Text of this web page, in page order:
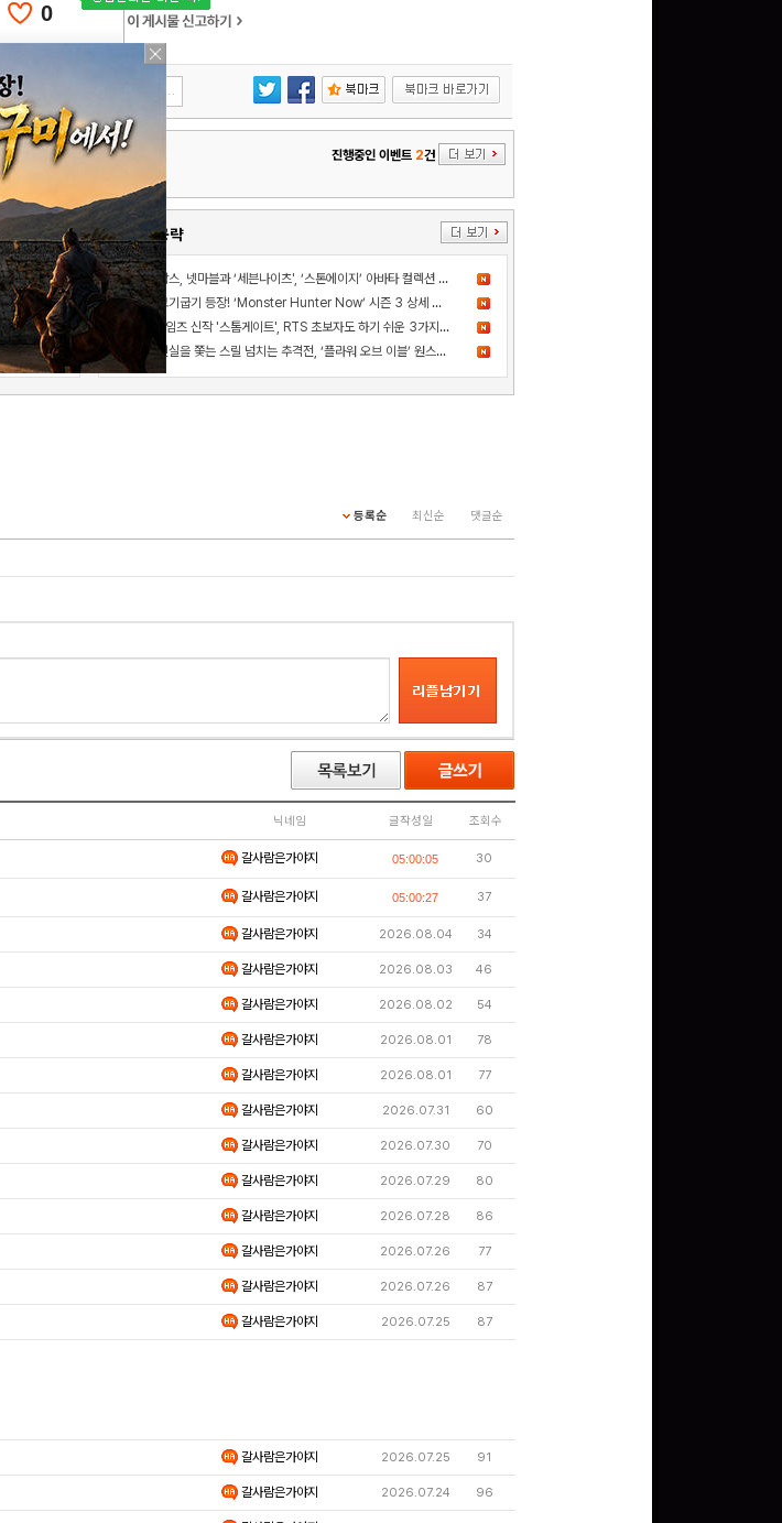
0
진행중인 이벤트 2건
’라그나로크M: Classic’과 ‘단간론파 희망의 학원과 절망의 고교생’ 콜라보 이벤트
라스베이거스 시뮬레이터, 1.2 업데이트… 경비원, 바카라, 반려동물 추가
엔비디아, 로보택시·자율주행차용 프론티어급 개방형 모델 ‘알파마요 2 슈퍼’ 상업적 이용 가능
게임소식/공략
더 샌드박스, 넷마블과 ‘세븐나이츠', ‘스톤에이지’ 아바타 컬렉션 출시
드디어 고기굽기 등장! ‘Monster Hunter Now’ 시즌 3 상세 정보 공개
카카오게임즈 신작 '스톰게이트', RTS 초보자도 하기 쉬운 3가지 이유
사건의 진실을 쫓는 스릴 넘치는 추격전, ‘플라워 오브 이블’ 원스토어 정식 출시!
등록순 최신순 댓글순
닉네임 글작성일 조회수
갈사람은가야지 05:00:05 30
갈사람은가야지 05:00:27 37
갈사람은가야지 2026.08.04 34
갈사람은가야지 2026.08.03 46
갈사람은가야지 2026.08.02 54
갈사람은가야지 2026.08.01 78
갈사람은가야지 2026.08.01 77
갈사람은가야지 2026.07.31 60
갈사람은가야지 2026.07.30 70
갈사람은가야지 2026.07.29 80
갈사람은가야지 2026.07.28 86
갈사람은가야지 2026.07.26 77
갈사람은가야지 2026.07.26 87
갈사람은가야지 2026.07.25 87
갈사람은가야지 2026.07.25 91
갈사람은가야지 2026.07.24 96